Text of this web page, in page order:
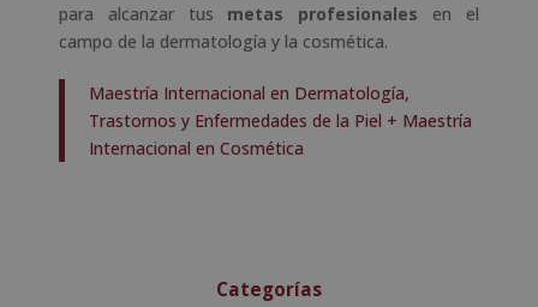
para alcanzar tus metas profesionales en el
campo de la dermatología y la cosmética.
Maestría Internacional en Dermatología,
Trastornos y Enfermedades de la Piel + Maestría
Internacional en Cosmética
Categorías